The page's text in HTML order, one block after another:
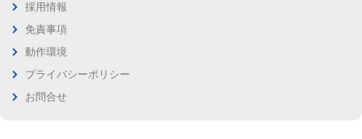
採用情報
免責事項
動作環境
プライバシーポリシー
お問合せ